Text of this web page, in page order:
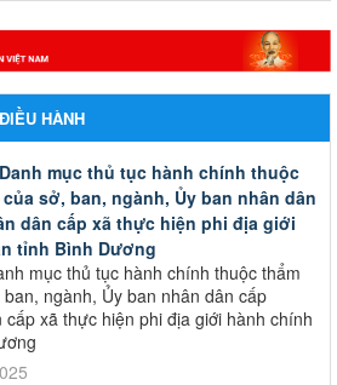
HÀNH
mục thủ tục hành chính thuộc
sở, ban, ngành, Ủy ban nhân dân
dân cấp xã thực hiện phi địa giới
tỉnh Bình Dương
mục thủ tục hành chính thuộc thẩm
ngành, Ủy ban nhân dân cấp
xã thực hiện phi địa giới hành chính